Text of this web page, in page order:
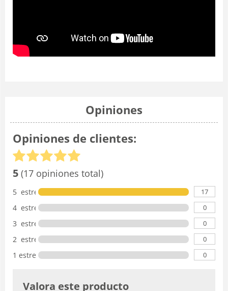
Opiniones
Opiniones de clientes:
5 (17 opiniones total)
5 estrellas 17
4 estrellas 0
3 estrellas 0
2 estrellas 0
1 estrella 0
Valora este producto